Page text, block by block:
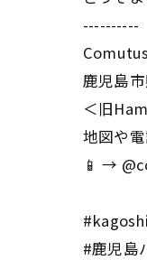
----------
鹿児島
＜旧
地図や
📱 →
#鹿児島